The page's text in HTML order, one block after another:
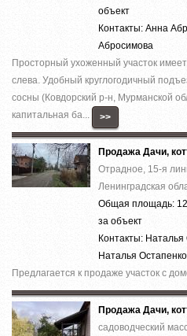
объект
Контакты: Анна
Абросимова
Просторный ухоженный участок
слева. Удобный круглогодичный
сосны (Ковдорский р-н, Мурманской
капитальная ба...
>>
Продажа Дачи,
Отрадное, 15-я
Ленинградская
Общая площадь:
за объект
Контакты:
Наталья Остапенко
Предлагается к продаже участок с
Продажа Дачи,
садоводческий